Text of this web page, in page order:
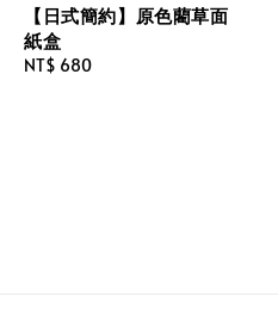
【日式簡約】原色藺草面
紙盒
Regular
NT$ 680